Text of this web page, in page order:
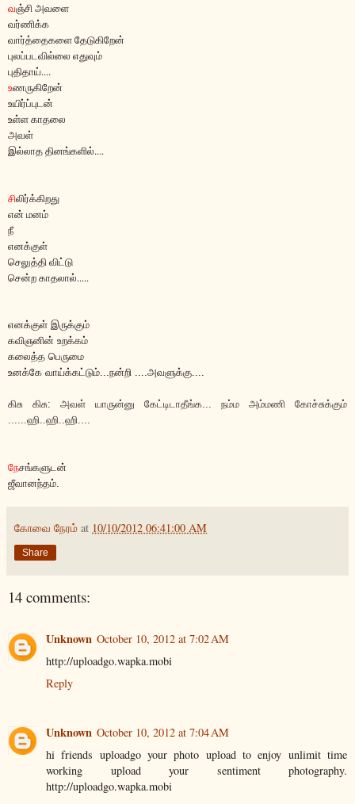
வஞ்சி அவளை
வர்ணிக்க
வார்த்தைகளை தேடுகிறேன்
புலப்படவில்லை எதுவும்
புதிதாய்....
உணருகிறேன்
உயிர்ப்புடன்
உள்ள காதலை
அவள்
இல்லாத தினங்களில்....
சிலிர்க்கிறது
என் மனம்
நீ
எனக்குள்
செலுத்தி விட்டு
சென்ற காதலால்.....
எனக்குள் இருக்கும்
கவிஞனின் உறக்கம்
கலைத்த பெருமை
உனக்கே வாய்க்கட்டும்...நன்றி ....அவளுக்கு....
கிசு கிசு: அவள் யாருன்னு கேட்டிடாதீங்க... நம்ம அம்மணி கோச்சுக்கும்
......ஹி..ஹி..ஹி....
நேசங்களுடன்
ஜீவானந்தம்.
கோவை நேரம் at 10/10/2012 06:41:00 AM
Share
14 comments:
Unknown October 10, 2012 at 7:02 AM
http://uploadgo.wapka.mobi
Reply
Unknown October 10, 2012 at 7:04 AM
hi friends uploadgo your photo upload to enjoy unlimit time
working upload your sentiment photography.
http://uploadgo.wapka.mobi